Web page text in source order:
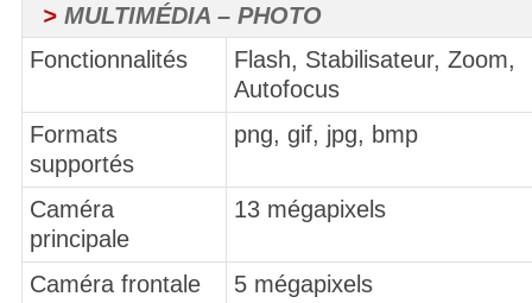
> MULTIMÉDIA – PHOTO
Fonctionnalités
Flash, Stabilisateur, Zoom,
Autofocus
Formats
supportés
png, gif, jpg, bmp
Caméra
principale
13 mégapixels
Caméra frontale
5 mégapixels